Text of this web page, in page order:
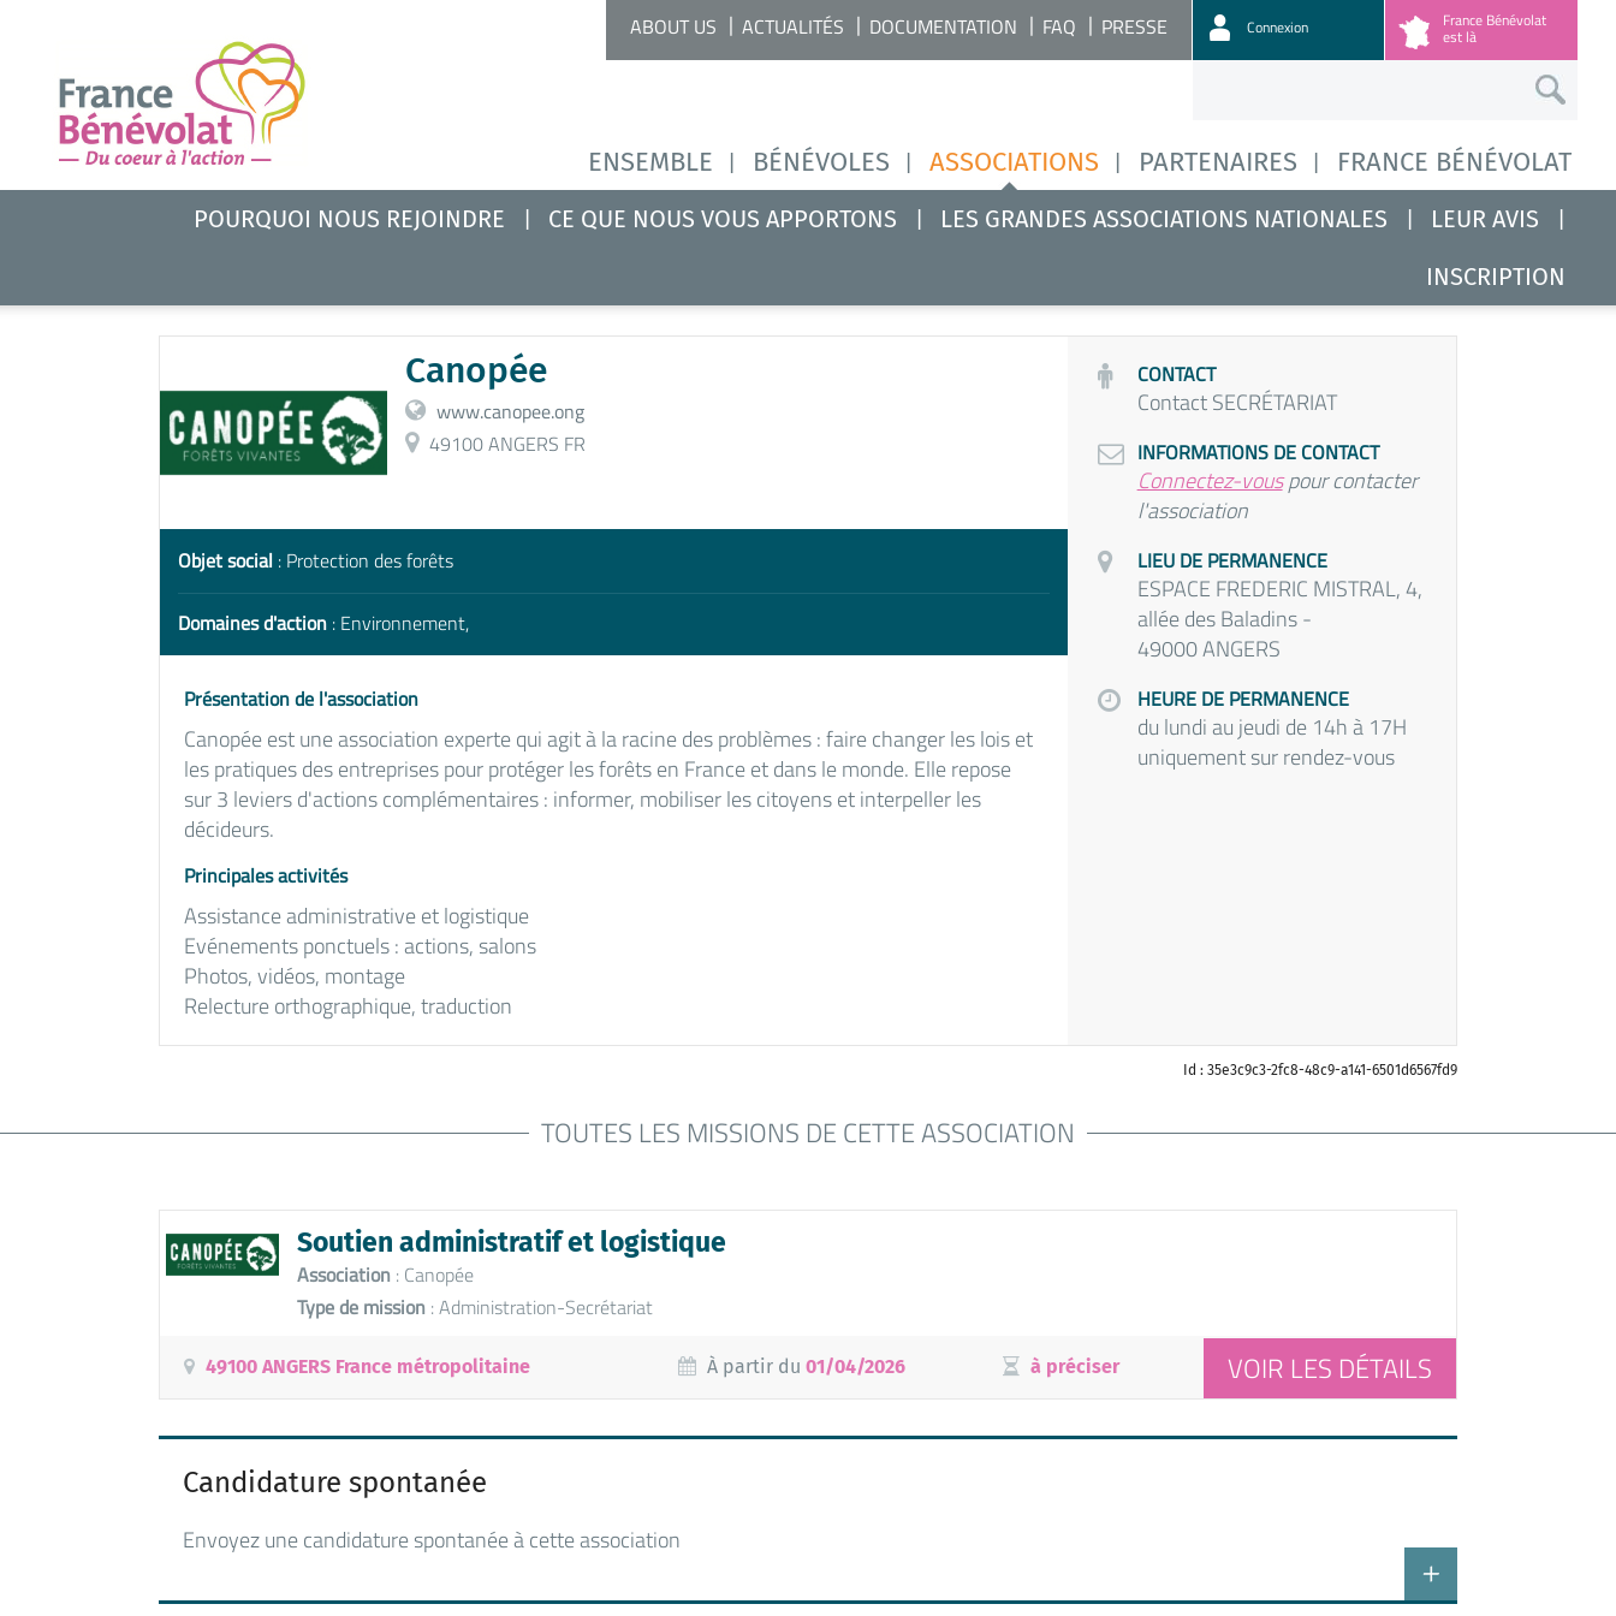
ENSEMBLE BÉNÉVOLES ASSOCIATIONS PARTENAIRES FRANCE BÉNÉVOLAT
ABOUT US ACTUALITÉS DOCUMENTATION FAQ PRESSE Connexion France Bénévolat
est là
POURQUOI NOUS REJOINDRE CE QUE NOUS VOUS APPORTONS LES GRANDES ASSOCIATIONS NATIONALES
LEUR AVIS
INSCRIPTION
Canopée
www.canopee.ong
49100 ANGERS FR
Objet social : Protection des forêts
Domaines d'action : Environnement,
Présentation de l'association
Canopée est une association experte qui agit à la racine des problèmes : faire changer les lois et
les pratiques des entreprises pour protéger les forêts en France et dans le monde. Elle repose
sur 3 leviers d'actions complémentaires : informer, mobiliser les citoyens et interpeller les
décideurs.
Principales activités
Assistance administrative et logistique
Evénements ponctuels : actions, salons
Photos, vidéos, montage
Relecture orthographique, traduction
CONTACT
Contact SECRÉTARIAT
INFORMATIONS DE CONTACT
Connectez-vouspour contacter
l'association
LIEU DE PERMANENCE
ESPACE FREDERIC MISTRAL, 4,
allée des Baladins -
49000 ANGERS
HEURE DE PERMANENCE
du lundi au jeudi de 14h à 17H
uniquement sur rendez-vous
Id : 35e3c9c3-2fc8-48c9-a141-6501d6567fd9
TOUTES LES MISSIONS DE CETTE ASSOCIATION
Soutien administratif et logistique
Association : Canopée
Type de mission : Administration-Secrétariat
49100 ANGERS France métropolitaine À partir du01/04/2026 à préciser VOIR LES DÉTAILS
Candidature spontanée
Envoyez une candidature spontanée à cette association